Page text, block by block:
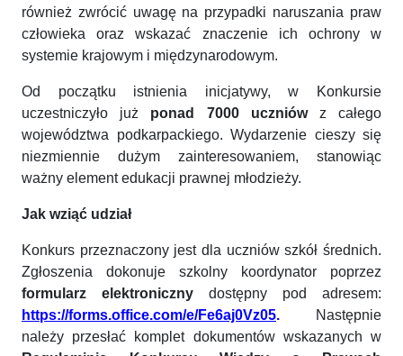
również zwrócić uwagę na przypadki naruszania praw
człowieka oraz wskazać znaczenie ich ochrony w
systemie krajowym i międzynarodowym.
Od początku istnienia inicjatywy, w Konkursie
uczestniczyło już ponad 7000 uczniówz całego
województwa podkarpackiego. Wydarzenie cieszy się
niezmiennie dużym zainteresowaniem, stanowiąc
ważny element edukacji prawnej młodzieży.
Jak wziąć udział
Konkurs przeznaczony jest dla uczniów szkół średnich.
Zgłoszenia dokonuje szkolny koordynator poprzez
formularz elektroniczny dostępny pod adresem:
https://forms.office.com/e/Fe6aj0Vz05. Następnie
należy przesłać komplet dokumentów wskazanych w